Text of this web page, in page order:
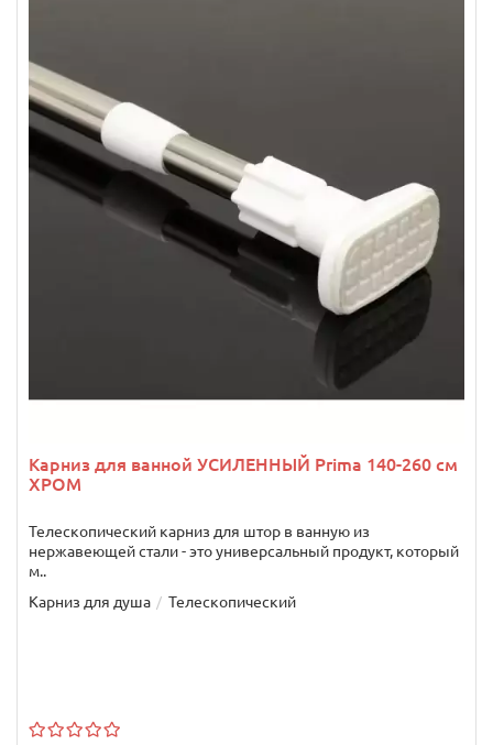
Карниз для ванной УСИЛЕННЫЙ Prima 140-260 см
ХРОМ
Телескопический карниз для штор в ванную из
нержавеющей стали - это универсальный продукт, который
м..
Карниз для душа
Телескопический